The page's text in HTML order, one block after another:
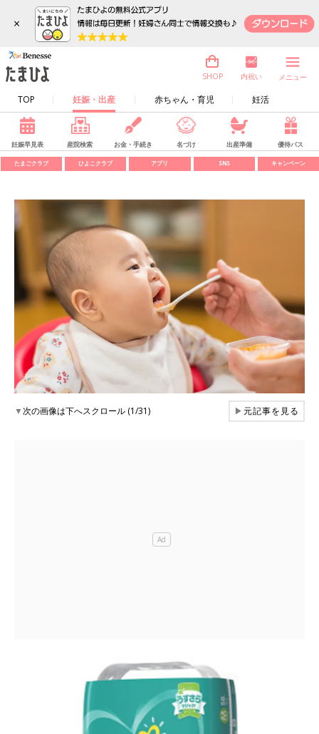
×
TOP 妊娠・出産 赤ちゃん・育児 妊活
SHOP 内祝い メニュー
妊娠早見表 産院検索 お金・手続き 名づけ 出産準備 優待パス
たまごクラブ ひよこクラブ アプリ SNS キャンペーン
▼次の画像は下へスクロール (1/31) ▶元記事を見る